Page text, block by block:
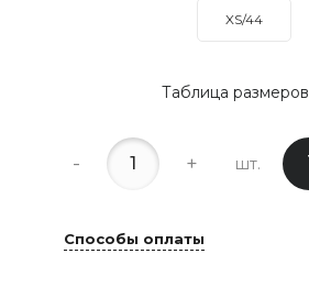
XS/44
Таблица размеров
- + шт.
Способы оплаты